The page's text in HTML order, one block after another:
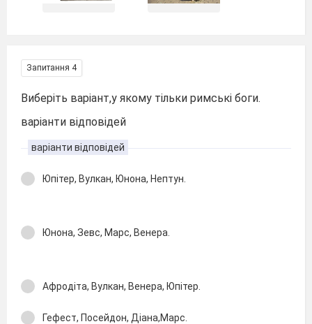
Запитання 4
Виберіть варіант,у якому тільки римські боги.
варіанти відповідей
варіанти відповідей
Юпітер, Вулкан, Юнона, Нептун.
Юнона, Зевс, Марс, Венера.
Афродіта, Вулкан, Венера, Юпітер.
Гефест, Посейдон, Діана,Марс.